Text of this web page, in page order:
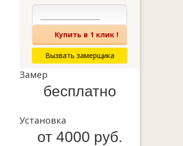
Купить в 1 клик !
Вызвать замерщика
Замер
бесплатно
Установка
от 4000 руб.